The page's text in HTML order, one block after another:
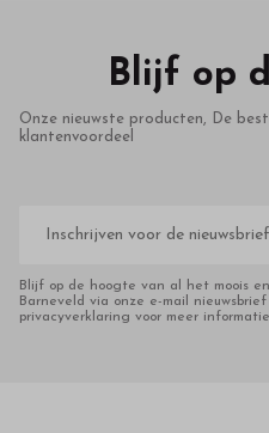
Blijf op
Onze nieuwste producten, De
klantenvoordeel
mailadres
Blijf op de hoogte van al het moois
Barneveld via onze e-mail
privacyverklaring voor meer